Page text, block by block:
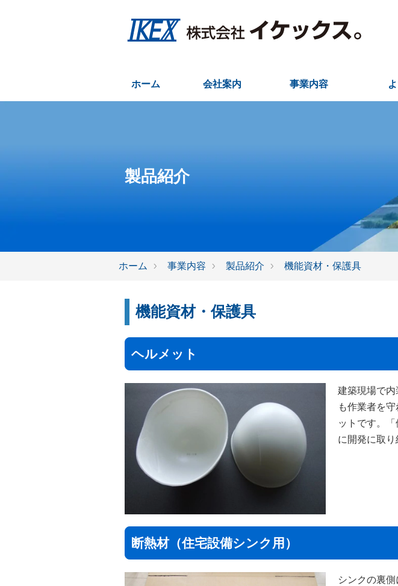
ホーム 会社案内 事業内容
製品紹介
ホーム 事業内容 製品紹介 機能資材・保護具
機能資材・保護具
ヘルメット
建築現場で
も作業者を
ットです。
に開発に取り
断熱材（住宅設備シンク用）
シンクの裏